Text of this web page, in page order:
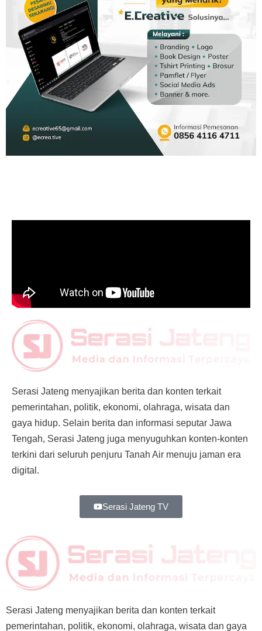
Serasi Jateng menyajikan berita dan konten terkait
pemerintahan, politik, ekonomi, olahraga, wisata dan
gaya hidup. Selain berita dan informasi seputar Jawa
Tengah, Serasi Jateng juga menyuguhkan konten-konten
terkini dari seluruh penjuru Tanah Air menuju jaman era
digital.
Serasi Jateng TV
Serasi Jateng menyajikan berita dan konten terkait
pemerintahan, politik, ekonomi, olahraga, wisata dan gaya